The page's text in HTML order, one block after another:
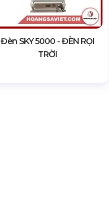
Đèn SKY 5000 - ĐÈN RỌI
TRỜI